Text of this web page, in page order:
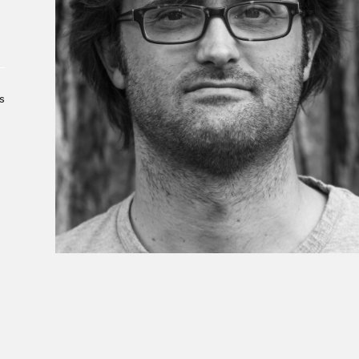
À propos du Salon
Liste des exposant·e·s
Liste des auteur·rice·s